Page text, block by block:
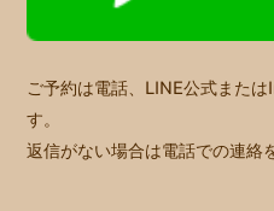
ご予約は電話、LINE公式また
す。
返信がない場合は電話での連絡